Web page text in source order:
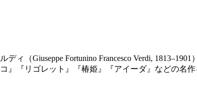
（Giuseppe Fortunino Francesco Verdi, 1813–1901
』『リゴレット』『椿姫』『アイーダ』などの名作